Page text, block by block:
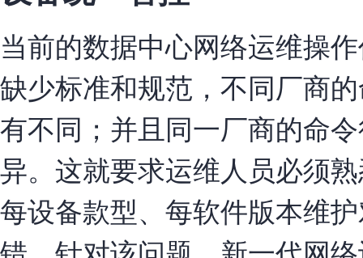
当前的数据中心网络运维操
缺少标准和规范，不同厂商
有不同；并且同一厂商的命
异。这就要求运维人员必须
每设备款型、每软件版本维